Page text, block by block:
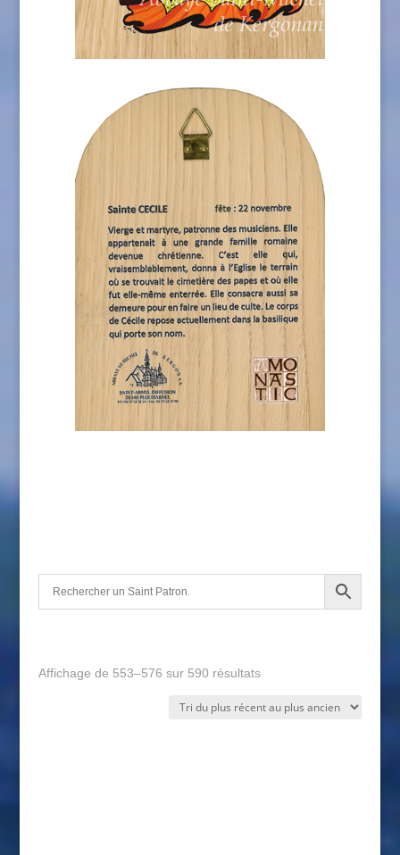
Affichage de 553–576 sur 590 résultatsTrié
plus